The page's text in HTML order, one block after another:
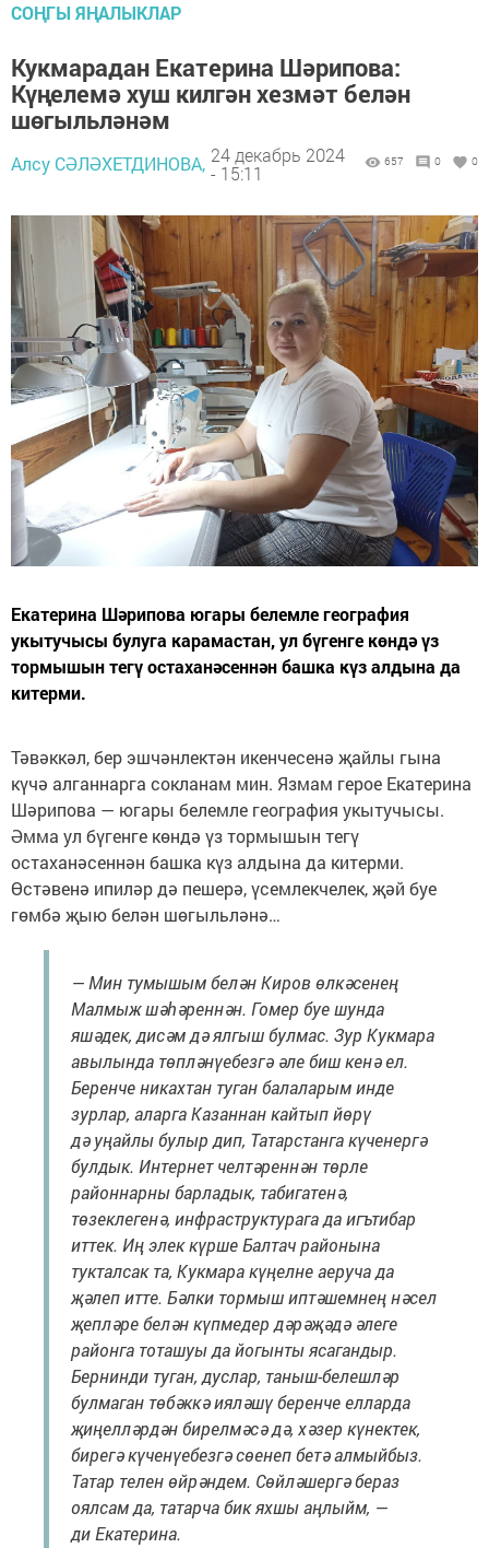
СОҢГЫ ЯҢАЛЫКЛАР
Кукмарадан Екатерина Шәрипова:
Күңелемә хуш килгән хезмәт белән
шөгыльләнәм
Алсу СӘЛӘХЕТДИНОВА, 24 декабрь 2024
- 15:11
657 0 0
Екатерина Шәрипова югары белемле география
укытучысы булуга карамастан, ул бүгенге көндә үз
тормышын тегү остаханәсеннән башка күз алдына да
китерми.
Тәвәккәл, бер эшчәнлектән икенчесенә җайлы гына
күчә алганнарга сокланам мин. Язмам герое Екатерина
Шәрипова — югары белемле география укытучысы.
Әмма ул бүгенге көндә үз тормышын тегү
остаханәсеннән башка күз алдына да китерми.
Өстәвенә ипиләр дә пешерә, үсемлекчелек, җәй буе
гөмбә җыю белән шөгыльләнә…
— Мин тумышым белән Киров өлкәсенең
Малмыж шәһәреннән. Гомер буе шунда
яшәдек, дисәм дә ялгыш булмас. Зур Кукмара
авылында төпләнүебезгә әле биш кенә ел.
Беренче никахтан туган балаларым инде
зурлар, аларга Казаннан кайтып йөрү
дә уңайлы булыр дип, Татарстанга күченергә
булдык. Интернет челтәреннән төрле
районнарны барладык, табигатенә,
төзеклегенә, инфраструктурага да игътибар
иттек. Иң элек күрше Балтач районына
тукталсак та, Кукмара күңелне аеруча да
җәлеп итте. Бәлки тормыш иптәшемнең нәсел
җепләре белән күпмедер дәрәҗәдә әлеге
районга тоташуы да йогынты ясагандыр.
Бернинди туган, дуслар, таныш-белешләр
булмаган төбәккә ияләшү беренче елларда
җиңелләрдән бирелмәсә дә, хәзер күнектек,
бирегә күченүебезгә сөенеп бетә алмыйбыз.
Татар телен өйрәндем. Сөйләшергә бераз
оялсам да, татарча бик яхшы аңлыйм, —
ди Екатерина.